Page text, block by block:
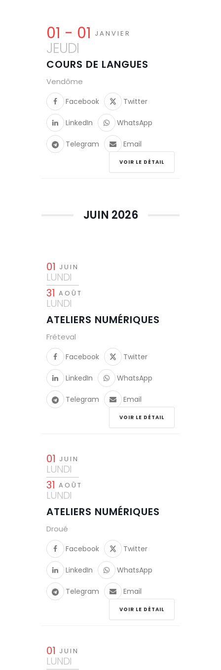
01 - 01 JANVIER
JEUDI
COURS DE LANGUES
Vendôme
Facebook Twitter
LinkedIn WhatsApp
Telegram Email
VOIR LE DÉTAIL
JUIN 2026
01 JUIN
LUNDI
31 AOÛT
LUNDI
ATELIERS NUMÉRIQUES
Fréteval
Facebook Twitter
LinkedIn WhatsApp
Telegram Email
VOIR LE DÉTAIL
01 JUIN
LUNDI
31 AOÛT
LUNDI
ATELIERS NUMÉRIQUES
Droué
Facebook Twitter
LinkedIn WhatsApp
Telegram Email
VOIR LE DÉTAIL
01 JUIN
LUNDI